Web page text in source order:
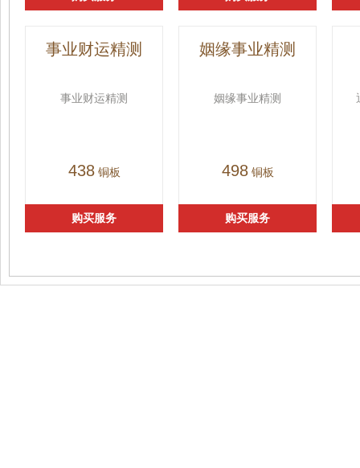
事业财运精测
事业财运精测
438铜板
购买服务
姻缘事业精测
姻缘事业精测
498铜板
购买服务